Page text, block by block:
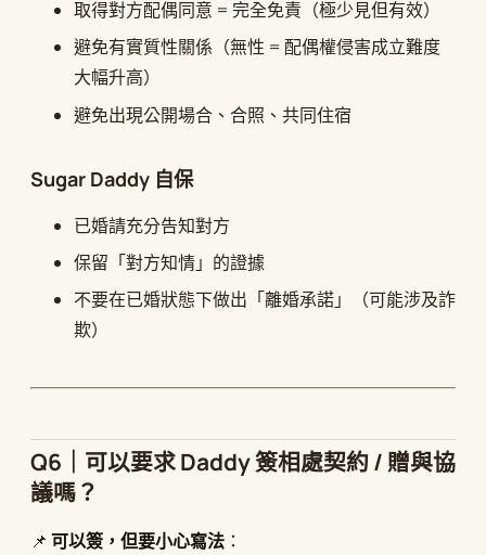
取得對方配偶同意 = 完全免責（極少見但有效）
避免有實質性關係（無性 = 配偶權侵害成立難度
大幅升高）
避免出現公開場合、合照、共同住宿
Sugar Daddy 自保
已婚請充分告知對方
保留「對方知情」的證據
不要在已婚狀態下做出「離婚承諾」（可能涉及詐
欺）
Q6｜可以要求 Daddy 簽相處契約 / 贈與協
議嗎？
📌 可以簽，但要小心寫法 ：